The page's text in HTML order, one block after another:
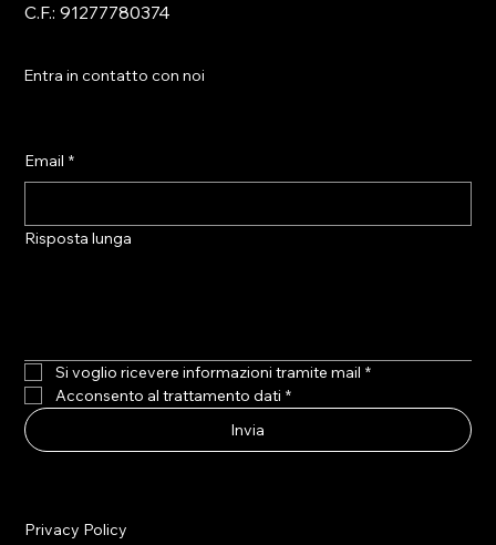
C.F.: 91277780374
Entra in contatto con noi
Email *
Risposta lunga
Si voglio ricevere informazioni tramite mail *
Acconsento al trattamento dati *
Invia
Privacy Policy